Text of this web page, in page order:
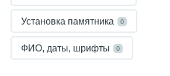
Установка памятника 0
ФИО, даты, шрифты 0